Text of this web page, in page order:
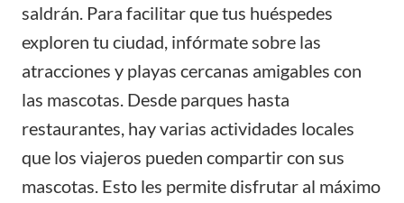
saldrán. Para facilitar que tus huéspedes
exploren tu ciudad, infórmate sobre las
atracciones y playas cercanas amigables con
las mascotas. Desde parques hasta
restaurantes, hay varias actividades locales
que los viajeros pueden compartir con sus
mascotas. Esto les permite disfrutar al máximo